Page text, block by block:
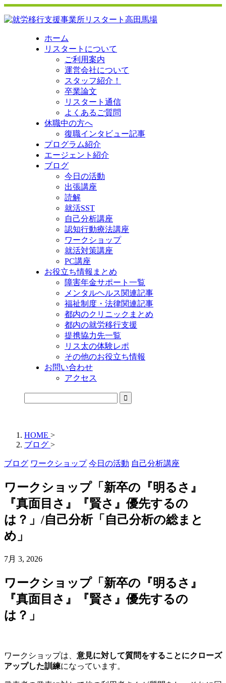
ホーム
リスタートについて
ご利用案内
運営会社について
スタッフ紹介！
卒業論文
リスタート通信
よくあるご質問
休職中の方へ
復職インタビュー記事
プログラム紹介
エージェント紹介
ブログ
今日の活動
出張講座
読解
就活SST
自己分析講座
認知行動療法講座
ワークショップ
就活対策講座
PC講座
お役立ち情報まとめ
障害年金サポート一覧
メンタルヘルス関連記事
福祉制度・法律関連記事
都内のクリニックまとめ
都内の就労移行支援
提携協力先一覧
リス太の体験レポ
その他のお役立ち情報
お問い合わせ
アクセス
HOME >
ブログ >
ブログ ワークショップ 今日の活動 自己分析講座
ワークショップ「新卒の『明るさ』
『真面目さ』『賢さ』優先するの
は？」/自己分析「自己分析の総まと
め」
7月 3, 2026
ワークショップ「新卒の『明るさ』
『真面目さ』『賢さ』優先するの
は？」
ワークショップは、 意見に対して質問をすることにクローズ
アップした訓練になっています。